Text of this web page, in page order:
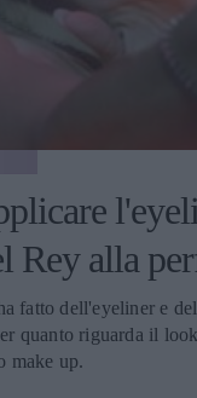
Rey alla
fatto dell'eyeliner e
quanto riguarda il
make up.